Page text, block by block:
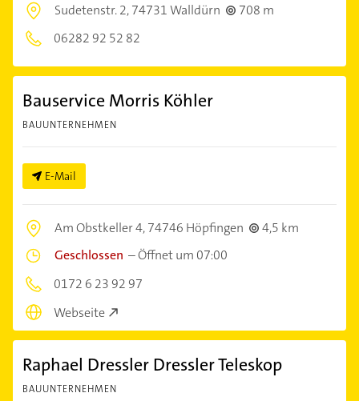
Sudetenstr. 2,74731 Walldürn
708 m
06282 92 52 82
Bauservice Morris Köhler
BAUUNTERNEHMEN
E-Mail
Am Obstkeller 4,74746 Höpfingen
4,5 km
Geschlossen –Öffnet um 07:00
0172 6 23 92 97
Webseite
Raphael Dressler Dressler Teleskop
BAUUNTERNEHMEN